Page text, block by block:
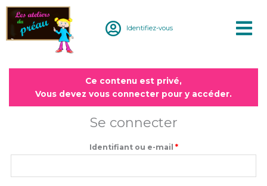
Aller
contenu
Identifiez-vous
Ce contenu est privé,
Vous devez vous connecter pour y accéder.
Se connecter
Identifiant ou e-mail *
Obligatoire